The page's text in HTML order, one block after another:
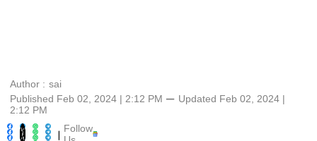
Author : sai
Published Feb 02, 2024 | 2:12 PM ⚊ Updated Feb 02, 2024 |
2:12 PM
| Follow